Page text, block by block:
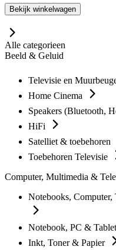
Bekijk winkelwagen
Alle categorieen
Beeld & Geluid
Televisie en
Home Cinema
Speakers (Bluetooth,
HiFi
Satelliet & toebehoren
Toebehoren Televisie
Computer, Multimedia &
Notebooks, Computer,
Notebook, PC &
Inkt, Toner & Papier